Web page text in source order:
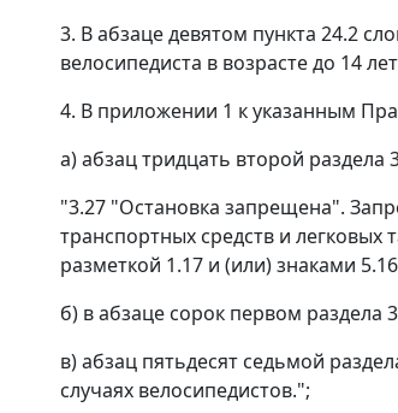
3. В абзаце девятом пункта 24.2
велосипедиста в возрасте до 14
4. В приложении 1 к указанным
а) абзац тридцать второй
"3.27 "Остановка запрещена".
транспортных средств и легковых
разметкой 1.17 и (или) знаками
б) в абзаце сорок первом
в) абзац пятьдесят седьмой
случаях велосипедистов.";